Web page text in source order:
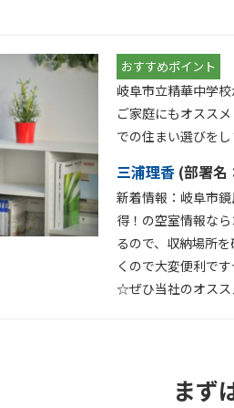
おすすめポイント
岐阜市立精華中学
ご家庭にもオスス
での住まい選びを
三浦理香 (部署名
新着情報：岐阜市
得！の空室情報な
るので、収納場所
くので大変便利で
☆ぜひ当社のオス
まず